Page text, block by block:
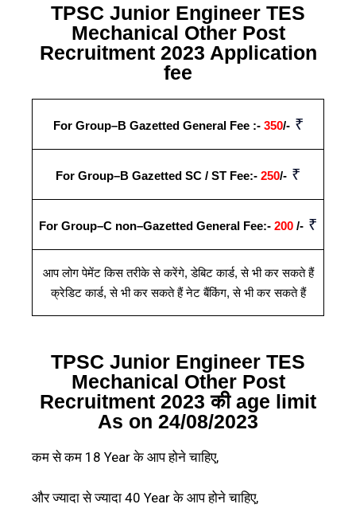
TPSC Junior Engineer TES
Mechanical Other Post
Recruitment 2023 Application
fee
For Group–B Gazetted General Fee :- 350/-₹
For Group–B Gazetted SC / ST Fee:- 250/- ₹
For Group–C non–Gazetted General Fee:- 200 /- ₹
आप लोग पेमेंट किस तरीके से करेंगे,डेबिट कार्ड,से भी कर सकते हैं
क्रेडिट कार्ड,से भी कर सकते हैं नेट बैंकिंग,से भी कर सकते हैं
TPSC Junior Engineer TES
Mechanical Other Post
Recruitment 2023 की age limit
As on 24/08/2023
कम से कम 18 Year के आप होने चाहिए,
और ज्यादा से ज्यादा 40 Year के आप होने चाहिए,